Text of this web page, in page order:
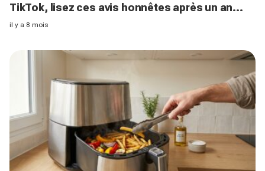
TikTok, lisez ces avis honnêtes après un an
d'utilisation : promesse tenue ou vraie
il y a 8 mois